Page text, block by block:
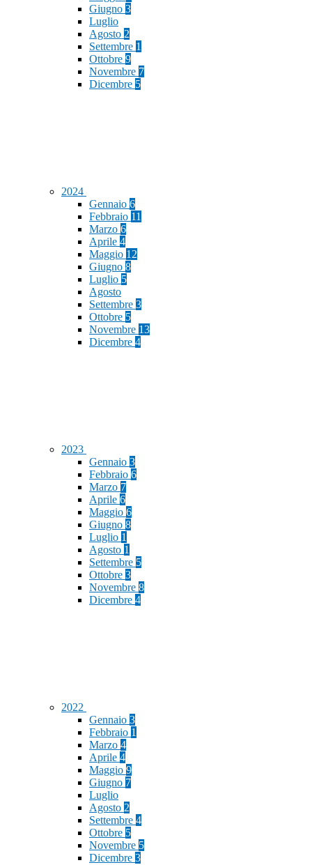
Giugno 3
Luglio
Agosto 2
Settembre 1
Ottobre 9
Novembre 7
Dicembre 5
2024
Gennaio 6
Febbraio 11
Marzo 6
Aprile 4
Maggio 12
Giugno 8
Luglio 5
Agosto
Settembre 3
Ottobre 5
Novembre 13
Dicembre 4
2023
Gennaio 3
Febbraio 6
Marzo 7
Aprile 6
Maggio 6
Giugno 8
Luglio 1
Agosto 1
Settembre 5
Ottobre 3
Novembre 8
Dicembre 4
2022
Gennaio 3
Febbraio 1
Marzo 4
Aprile 4
Maggio 9
Giugno 7
Luglio
Agosto 2
Settembre 4
Ottobre 5
Novembre 5
Dicembre 3